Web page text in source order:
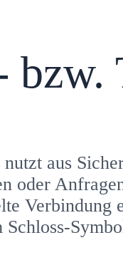
bzw.
nutzt aus
oder
Verbindung
Schloss-